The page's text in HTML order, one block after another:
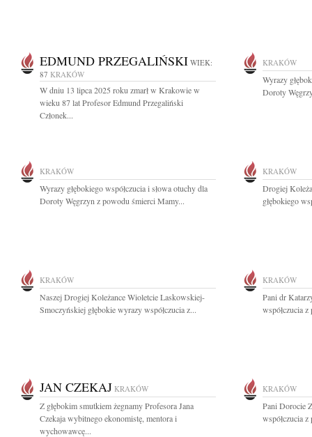
EDMUND PRZEGALIŃSKI WIEK:
87 KRAKÓW
W dniu 13 lipca 2025 roku zmarł w Krakowie w
wieku 87 lat Profesor Edmund Przegaliński
Członek...
KRAKÓW
Wyrazy
Doroty
KRAKÓW
Wyrazy głębokiego współczucia i słowa otuchy dla
Doroty Węgrzyn z powodu śmierci Mamy...
KRAKÓW
Drogiej
głębokiego
KRAKÓW
Naszej Drogiej Koleżance Wioletcie Laskowskiej-
Smoczyńskiej głębokie wyrazy współczucia z...
KRAKÓW
Pani dr
współczucia
JAN CZEKAJ KRAKÓW
Z głębokim smutkiem żegnamy Profesora Jana
Czekaja wybitnego ekonomistę, mentora i
wychowawcę...
KRAKÓW
Pani Dorocie
współczucia